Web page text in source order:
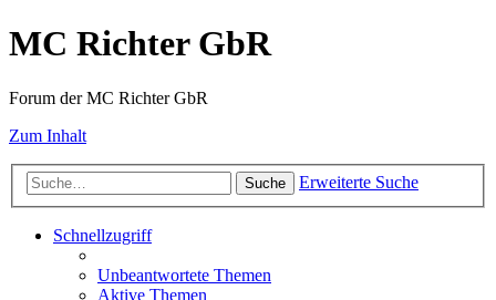
MC Richter GbR
Forum der MC Richter GbR
Zum Inhalt
Suche Erweiterte Suche
Schnellzugriff
Unbeantwortete Themen
Aktive Themen